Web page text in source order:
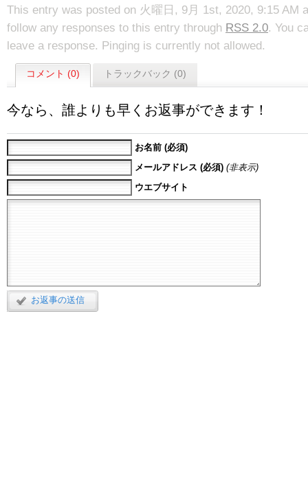
This entry was posted on 火曜日, 9月 1st, 2020, 9:15 AM
follow any responses to this entry through RSS 2.0. You
leave a response. Pinging is currently not allowed.
コメント (0) トラックバック (0)
今なら、誰よりも早くお返事ができます！
お名前 (必須)
メールアドレス (必須) (非表示)
ウエブサイト
お返事の送信